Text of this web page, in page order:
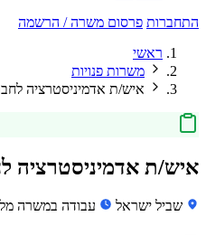
התחברות פרסום משרה / הרשמה
ראשי
משרות פנויות
איש/ת אדמיניסטרציה
איש/ת אדמיניסטרציה
שביל ישראל עבודה במשרה